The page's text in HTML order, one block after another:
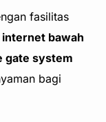
fasilitas
bawah
gate system
bagi